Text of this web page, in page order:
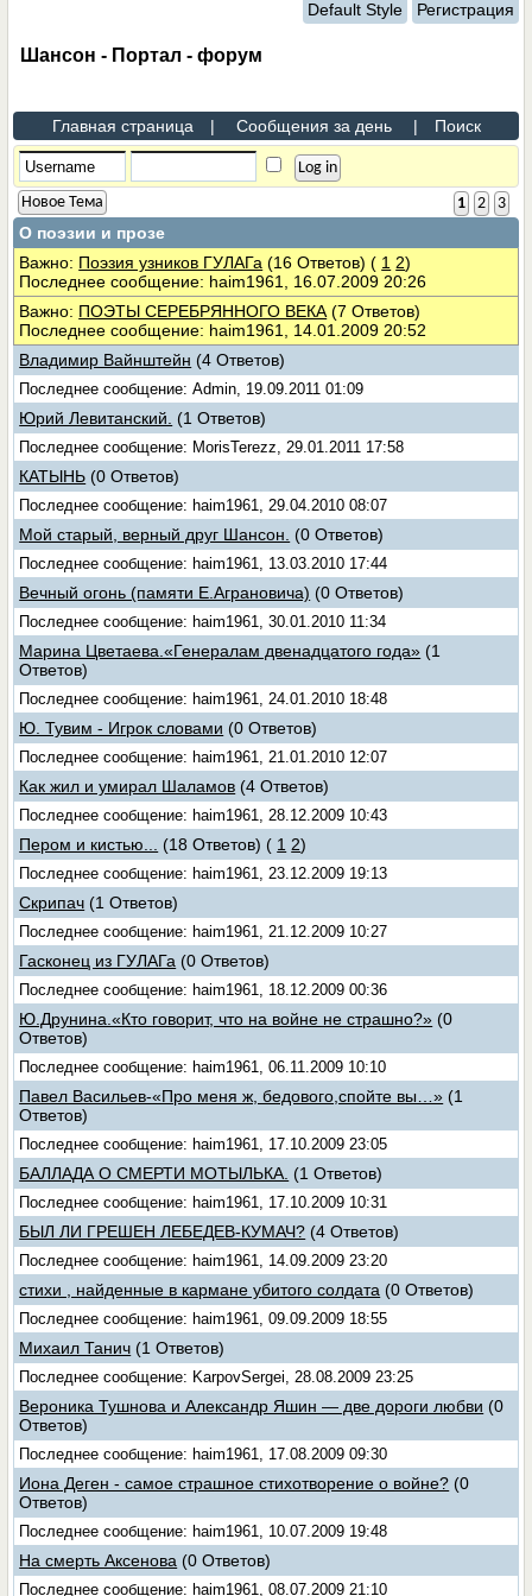
Default Style Регистрация
Шансон - Портал - форум
Главная страница | Сообщения за день | Поиск
1 2 3
Новое Тема
О поэзии и прозе
Важно: Поэзия узников ГУЛАГа (16 Ответов) ( 1 2)
Последнее сообщение: haim1961, 16.07.2009 20:26
Важно: ПОЭТЫ СЕРЕБРЯННОГО ВЕКА (7 Ответов)
Последнее сообщение: haim1961, 14.01.2009 20:52
Владимир Вайнштейн (4 Ответов)
Последнее сообщение: Admin, 19.09.2011 01:09
Юрий Левитанский. (1 Ответов)
Последнее сообщение: MorisTerezz, 29.01.2011 17:58
КАТЫНЬ (0 Ответов)
Последнее сообщение: haim1961, 29.04.2010 08:07
Мой старый, верный друг Шансон. (0 Ответов)
Последнее сообщение: haim1961, 13.03.2010 17:44
Вечный огонь (памяти Е.Аграновича) (0 Ответов)
Последнее сообщение: haim1961, 30.01.2010 11:34
Марина Цветаева.«Генералам двенадцатого года» (1
Ответов)
Последнее сообщение: haim1961, 24.01.2010 18:48
Ю. Тувим - Игрок словами (0 Ответов)
Последнее сообщение: haim1961, 21.01.2010 12:07
Как жил и умирал Шаламов (4 Ответов)
Последнее сообщение: haim1961, 28.12.2009 10:43
Пером и кистью... (18 Ответов) ( 1 2)
Последнее сообщение: haim1961, 23.12.2009 19:13
Скрипач (1 Ответов)
Последнее сообщение: haim1961, 21.12.2009 10:27
Гасконец из ГУЛАГа (0 Ответов)
Последнее сообщение: haim1961, 18.12.2009 00:36
Ю.Друнина.«Кто говорит, что на войне не страшно?» (0
Ответов)
Последнее сообщение: haim1961, 06.11.2009 10:10
Павел Васильев-«Про меня ж, бедового,спойте вы…» (1
Ответов)
Последнее сообщение: haim1961, 17.10.2009 23:05
БАЛЛАДА О СМЕРТИ МОТЫЛЬКА. (1 Ответов)
Последнее сообщение: haim1961, 17.10.2009 10:31
БЫЛ ЛИ ГРЕШЕН ЛЕБЕДЕВ-КУМАЧ? (4 Ответов)
Последнее сообщение: haim1961, 14.09.2009 23:20
стихи , найденные в кармане убитого солдата (0 Ответов)
Последнее сообщение: haim1961, 09.09.2009 18:55
Михаил Танич (1 Ответов)
Последнее сообщение: KarpovSergei, 28.08.2009 23:25
Вероника Тушнова и Александр Яшин — две дороги любви (0
Ответов)
Последнее сообщение: haim1961, 17.08.2009 09:30
Иона Деген - самое страшное стихотворение о войне? (0
Ответов)
Последнее сообщение: haim1961, 10.07.2009 19:48
На смерть Аксенова (0 Ответов)
Последнее сообщение: haim1961, 08.07.2009 21:10